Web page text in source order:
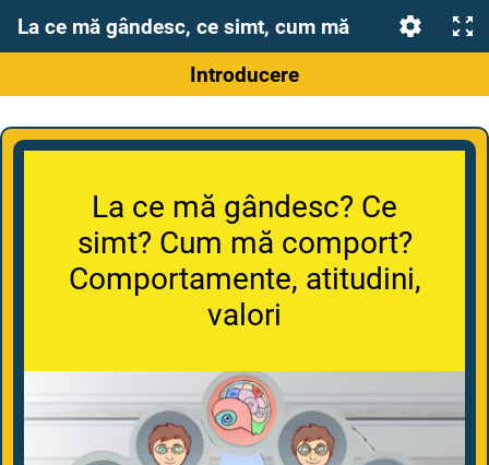
Introducere
La ce mă gândesc? Ce
simt? Cum mă comport?
Comportamente, atitudini,
valori